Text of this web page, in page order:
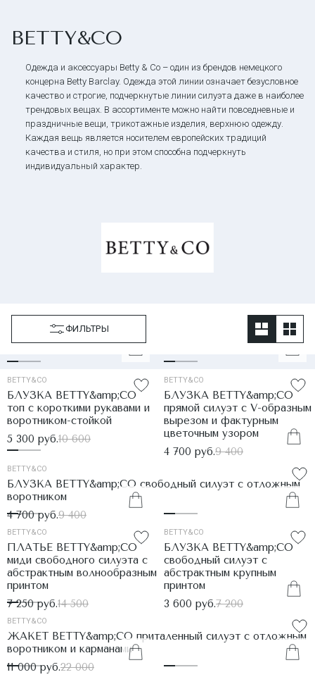
BETTY&CO
Одежда и аксессуары Betty & Co – один из брендов немецкого
концерна Betty Barclay. Одежда этой линии означает безусловное
качество и строгие, подчеркнутые линии силуэта даже в наиболее
трендовых вещах. В ассортименте можно найти повседневные и
праздничные вещи, трикотажные изделия, верхнюю одежду.
Каждая вещь является носителем европейских традиций
качества и стиля, но при этом способна подчеркнуть
индивидуальный характер.
ФИЛЬТРЫ
BETTY&CO
БЛУЗКА BETTY&amp;CO
топ с короткими рукавами и
воротником-стойкой
5 300 руб.10 600
BETTY&CO
БЛУЗКА BETTY&amp;CO
прямой силуэт с V-образным
вырезом и фактурным
цветочным узором
4 700 руб.9 400
BETTY&CO
БЛУЗКА BETTY&amp;CO свободный силуэт с отложным
воротником
4 700 руб.9 400
BETTY&CO
ПЛАТЬЕ BETTY&amp;CO
миди свободного силуэта с
абстрактным волнообразным
принтом
7 250 руб.14 500
BETTY&CO
БЛУЗКА BETTY&amp;CO
свободный силуэт с
абстрактным крупным
принтом
3 600 руб.7 200
BETTY&CO
ЖАКЕТ BETTY&amp;CO приталенный силуэт с отложным
воротником и карманами
11 000 руб.22 000